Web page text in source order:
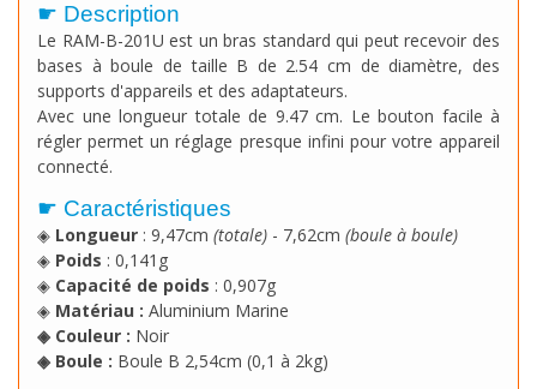
☛ Description
Le RAM-B-201U est un bras standard qui peut recevoir des
bases à boule de taille B de 2.54 cm de diamètre, des
supports d'appareils et des adaptateurs.
Avec une longueur totale de 9.47 cm. Le bouton facile à
régler permet un réglage presque infini pour votre appareil
connecté.
☛ Caractéristiques
◈ Longueur : 9,47cm (totale) - 7,62cm (boule à boule)
◈ Poids : 0,141g
◈ Capacité de poids : 0,907g
◈ Matériau : Aluminium Marine
◈ Couleur : Noir
◈ Boule : Boule B 2,54cm (0,1 à 2kg)